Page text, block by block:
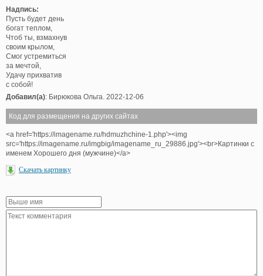
Надпись:
Пусть будет день
богат теплом,
Чтоб ты, взмахнув
своим крылом,
Смог устремиться
за мечтой,
Удачу прихватив
с собой!
Добавил(а): Бирюкова Ольга. 2022-12-06
Код для размещения на других сайтах
<a href='https://imagename.ru/hdmuzhchine-1.php'><img
src='https://imagename.ru/imgbig/imagename_ru_29886.jpg'><br>Картинки с
именем Хорошего дня (мужчине)</a>
Скачать картинку